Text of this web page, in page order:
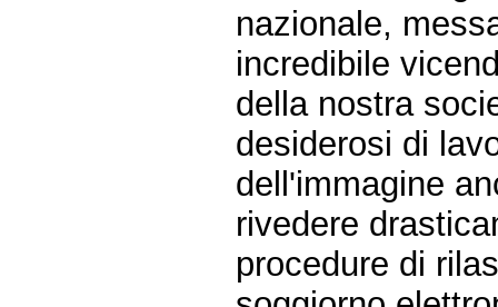
nazionale,
incredibile
della nostra
desiderosi di
dell'immagine
rivedere
procedure di